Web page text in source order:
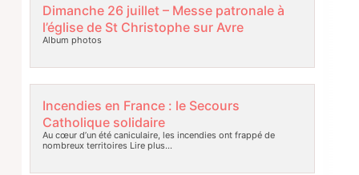
Dimanche 26 juillet – Messe patronale à
l’église de St Christophe sur Avre
Album photos
Incendies en France : le Secours
Catholique solidaire
Au cœur d’un été caniculaire, les incendies ont frappé de
nombreux territoires Lire plus…